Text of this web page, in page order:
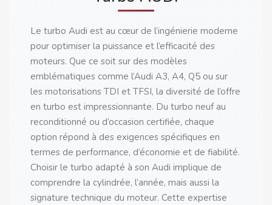
Le turbo Audi est au cœur de l’ingénierie moderne
pour optimiser la puissance et l’efficacité des
moteurs. Que ce soit sur des modèles
emblématiques comme l’Audi A3, A4, Q5 ou sur
les motorisations TDI et TFSI, la diversité de l’offre
en turbo est impressionnante. Du turbo neuf au
reconditionné ou d’occasion certifiée, chaque
option répond à des exigences spécifiques en
termes de performance, d’économie et de fiabilité.
Choisir le turbo adapté à son Audi implique de
comprendre la cylindrée, l’année, mais aussi la
signature technique du moteur. Cette expertise